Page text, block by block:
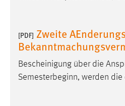
[PDF] Zweite
Bescheinigung über die
Semesterbeginn, werden
STATISTIK
Statistik Cookies erfassen
Diese Informationen helfen